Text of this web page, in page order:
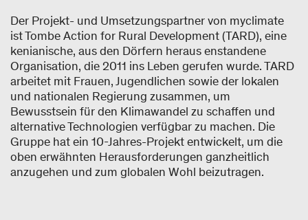
Der Projekt- und Umsetzungspartner von myclimate
ist Tombe Action for Rural Development (TARD), eine
kenianische, aus den Dörfern heraus enstandene
Organisation, die 2011 ins Leben gerufen wurde. TARD
arbeitet mit Frauen, Jugendlichen sowie der lokalen
und nationalen Regierung zusammen, um
Bewusstsein für den Klimawandel zu schaffen und
alternative Technologien verfügbar zu machen. Die
Gruppe hat ein 10-Jahres-Projekt entwickelt, um die
oben erwähnten Herausforderungen ganzheitlich
anzugehen und zum globalen Wohl beizutragen.